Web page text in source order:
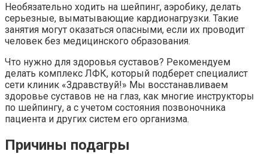
Необязательно ходить на шейпинг, аэробику, делать
серьезные, выматывающие кардионагрузки. Такие
занятия могут оказаться опасными, если их проводит
человек без медицинского образования.
Что нужно для здоровья суставов? Рекомендуем
делать комплекс ЛФК, который подберет специалист
сети клиник «Здравствуй!» Мы восстанавливаем
здоровье суставов не на глаз, как многие инструкторы
по шейпингу, а с учетом состояния позвоночника
пациента и других систем его организма.
Причины подагры